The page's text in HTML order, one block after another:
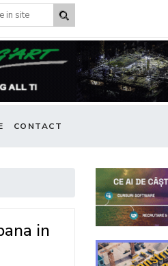
CONTACT
in